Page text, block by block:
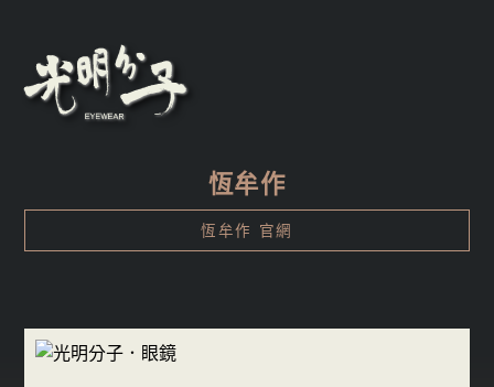
恆牟作
恆牟作 官網